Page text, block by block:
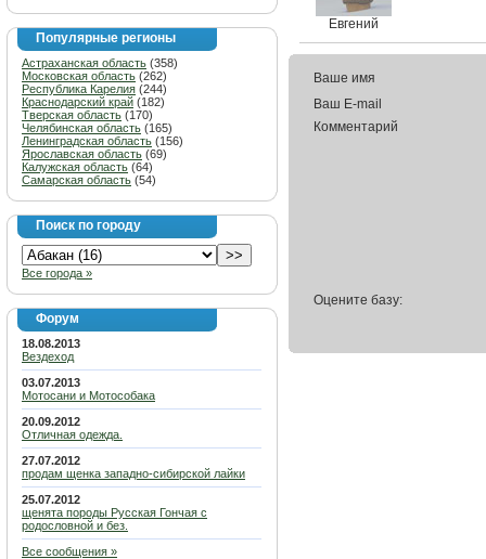
Популярные регионы
Астраханская область (358)
Московская область (262)
Республика Карелия (244)
Краснодарский край (182)
Тверская область (170)
Челябинская область (165)
Ленинградская область (156)
Ярославская область (69)
Калужская область (64)
Самарская область (54)
Поиск по городу
Все города »
Форум
18.08.2013
Вездеход
03.07.2013
Мотосани и Мотособака
20.09.2012
Отличная одежда.
27.07.2012
продам щенка западно-сибирской лайки
25.07.2012
щенята породы Русская Гончая с
родословной и без.
Все сообщения »
Евгений
Ваше имя
Ваш E-mail
Комментарий
Оцените базу: